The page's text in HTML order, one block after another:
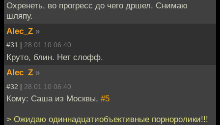
Охренеть, во прогресс до чего дршел. Снимаю
шляпу.
Alec_Z »
#31 | 28.01.10 06:40
Круто, блин. Нет слофф.
Alec_Z »
#32 | 28.01.10 06:40
Кому: Саша из Москвы, #5
> Ожидаю одиннадцатиобъективные порноролики!!!